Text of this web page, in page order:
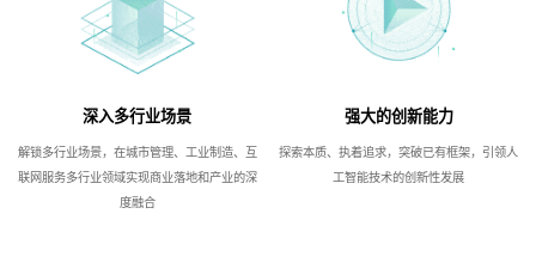
深入多行业场景
解锁多行业场景，在城市管理、工业制造、互
联网服务多行业领域实现商业落地和产业的深
度融合
强大的创新能力
探索本质、执着追求，突破已有框架，引领人
工智能技术的创新性发展